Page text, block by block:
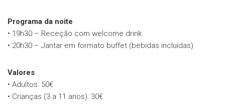
Programa da noite
• 19h30 – Receção com welcome drink
• 20h30 – Jantar em formato buffet (bebidas incluídas)
Valores
• Adultos: 50€
• Crianças (3 a 11 anos): 30€